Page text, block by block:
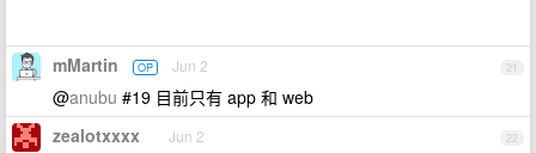
21
mMartin OP Jun 2
@anubu #19 目前只有 app 和 web
22
zealotxxxx Jun 2